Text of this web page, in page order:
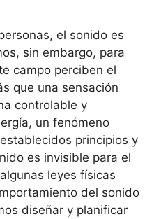
el sonido es
sin embargo, para
campo perciben el
que una sensación
controlable y
un fenómeno
principios y
es invisible para el
leyes físicas
del sonido
diseñar y planificar